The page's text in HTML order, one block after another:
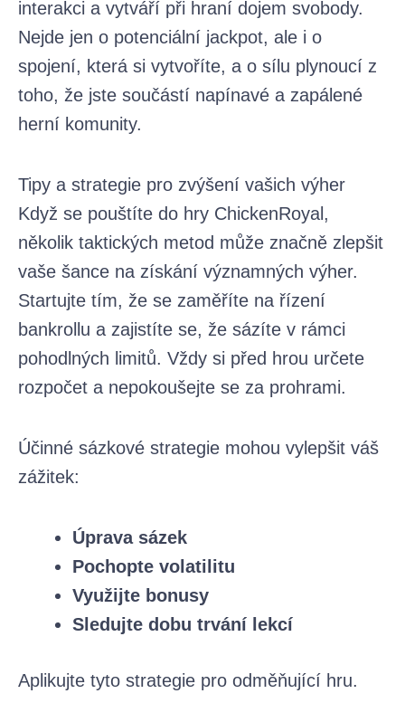
interakci a vytváří při hraní dojem svobody.
Nejde jen o potenciální jackpot, ale i o
spojení, která si vytvoříte, a o sílu plynoucí z
toho, že jste součástí napínavé a zapálené
herní komunity.
Tipy a strategie pro zvýšení vašich výher
Když se pouštíte do hry ChickenRoyal,
několik taktických metod může značně zlepšit
vaše šance na získání významných výher.
Startujte tím, že se zaměříte na řízení
bankrollu a zajistíte se, že sázíte v rámci
pohodlných limitů. Vždy si před hrou určete
rozpočet a nepokoušejte se za prohrami.
Účinné sázkové strategie mohou vylepšit váš
zážitek:
Úprava sázek
Pochopte volatilitu
Využijte bonusy
Sledujte dobu trvání lekcí
Aplikujte tyto strategie pro odměňující hru.